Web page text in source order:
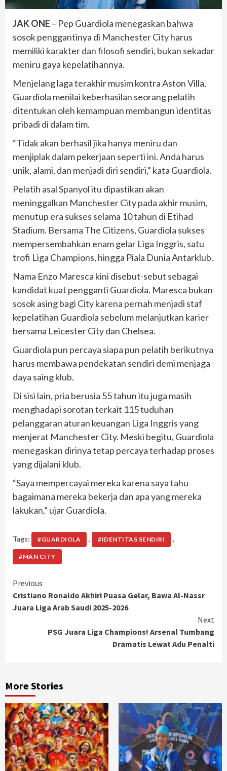
JAK ONE – Pep Guardiola menegaskan bahwa
sosok penggantinya di Manchester City harus
memiliki karakter dan filosofi sendiri, bukan sekadar
meniru gaya kepelatihannya.
Menjelang laga terakhir musim kontra Aston Villa,
Guardiola menilai keberhasilan seorang pelatih
ditentukan oleh kemampuan membangun identitas
pribadi di dalam tim.
“Tidak akan berhasil jika hanya meniru dan
menjiplak dalam pekerjaan seperti ini. Anda harus
unik, alami, dan menjadi diri sendiri,” kata Guardiola.
Pelatih asal Spanyol itu dipastikan akan
meninggalkan Manchester City pada akhir musim,
menutup era sukses selama 10 tahun di Etihad
Stadium. Bersama The Citizens, Guardiola sukses
mempersembahkan enam gelar Liga Inggris, satu
trofi Liga Champions, hingga Piala Dunia Antarklub.
Nama Enzo Maresca kini disebut-sebut sebagai
kandidat kuat pengganti Guardiola. Maresca bukan
sosok asing bagi City karena pernah menjadi staf
kepelatihan Guardiola sebelum melanjutkan karier
bersama Leicester City dan Chelsea.
Guardiola pun percaya siapa pun pelatih berikutnya
harus membawa pendekatan sendiri demi menjaga
daya saing klub.
Di sisi lain, pria berusia 55 tahun itu juga masih
menghadapi sorotan terkait 115 tuduhan
pelanggaran aturan keuangan Liga Inggris yang
menjerat Manchester City. Meski begitu, Guardiola
menegaskan dirinya tetap percaya terhadap proses
yang dijalani klub.
“Saya mempercayai mereka karena saya tahu
bagaimana mereka bekerja dan apa yang mereka
lakukan,” ujar Guardiola.
Tags: #GUARDIOLA , #IDENTITAS SENDIRI ,
#MAN CITY
Continue
Reading
Previous
Cristiano Ronaldo Akhiri Puasa Gelar, Bawa Al-Nassr
Juara Liga Arab Saudi 2025-2026
Next
PSG Juara Liga Champions! Arsenal Tumbang
Dramatis Lewat Adu Penalti
More Stories